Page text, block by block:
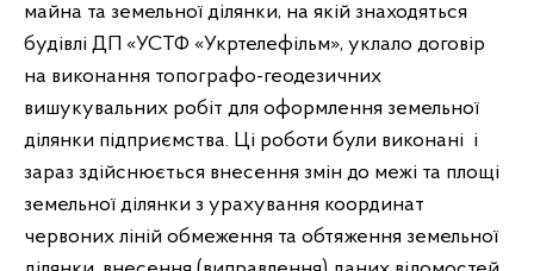
майна та земельної ділянки, на якій знаходяться
будівлі ДП «УСТФ «Укртелефільм», уклало договір
на виконання топографо-геодезичних
вишукувальних робіт для оформлення земельної
ділянки підприємства. Ці роботи були виконані і
зараз здійснюється внесення змін до межі та площі
земельної ділянки з урахування координат
червоних ліній обмеження та обтяження земельної